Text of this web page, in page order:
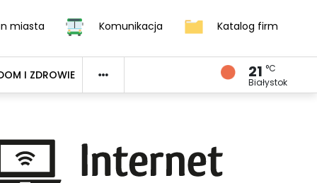
miasta Komunikacja Katalog firm
I ZDROWIE 21 °C
Białystok